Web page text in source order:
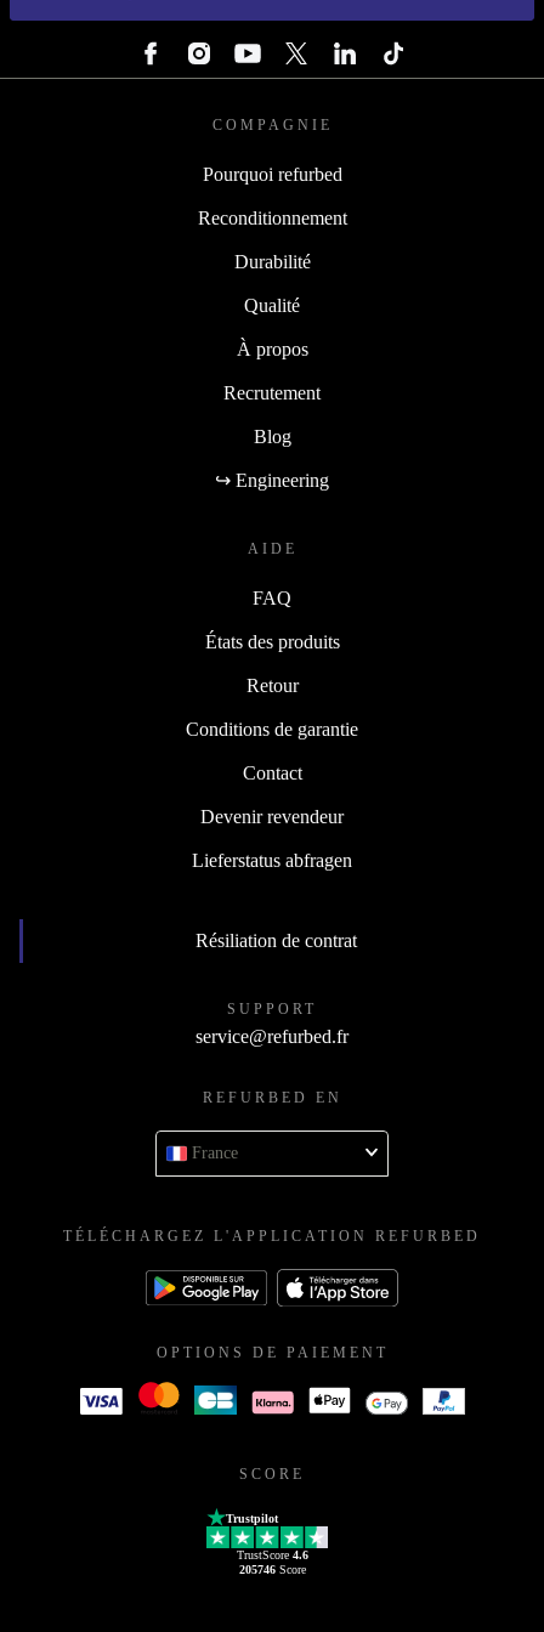
COMPAGNIE
Pourquoi refurbed
Reconditionnement
Durabilité
Qualité
À propos
Recrutement
Blog
↪ Engineering
AIDE
FAQ
États des produits
Retour
Conditions de garantie
Contact
Devenir revendeur
Lieferstatus abfragen
Résiliation de contrat
SUPPORT
service@refurbed.fr
REFURBED EN
France
TÉLÉCHARGEZ L'APPLICATION REFURBED
OPTIONS DE PAIEMENT
SCORE
Trustpilot
TrustScore 4.6
205746Score